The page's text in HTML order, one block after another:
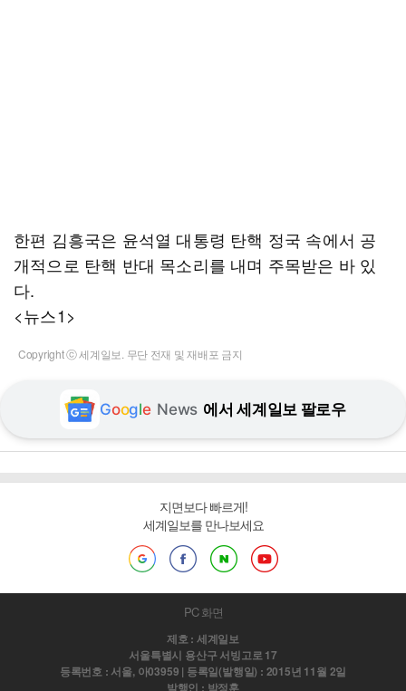
한편 김흥국은 윤석열 대통령 탄핵 정국 속에서 공
개적으로 탄핵 반대 목소리를 내며 주목받은 바 있
다.
<뉴스1>
Copyright ⓒ 세계일보. 무단 전재 및 재배포 금지
Google News 에서 세계일보 팔로우
지면보다 빠르게!
세계일보를 만나보세요
PC 화면
제호 : 세계일보
서울특별시 용산구 서빙고로 17
등록번호 : 서울, 아03959 | 등록일(발행일) : 2015년 11월 2일
발행인 : 박정훈